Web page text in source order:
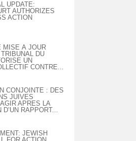
UPDATE:
AUTHORIZES
ACTION
MISE À JOUR
DU
UN
CONTRE...
CONJOINTE : DES
JUIVES
APRES LA
D’UN RAPPORT...
JEWISH